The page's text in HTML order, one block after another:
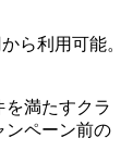
ら利用可能。
満たすクラ
ンペーン前の